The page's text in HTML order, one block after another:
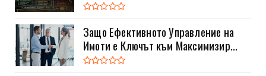
Защо Ефективното Управление на
Имоти е Ключът към Максимизир...